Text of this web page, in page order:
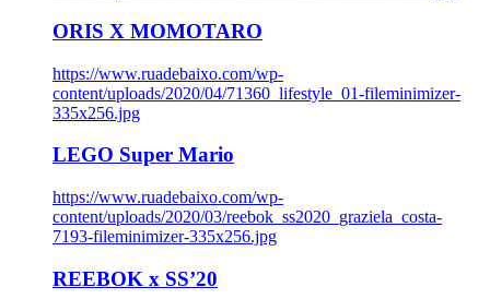
ORIS X MOMOTARO
https://www.ruadebaixo.com/wp-
content/uploads/2020/04/71360_lifestyle_01-fileminimizer-
335x256.jpg
LEGO Super Mario
https://www.ruadebaixo.com/wp-
content/uploads/2020/03/reebok_ss2020_graziela_costa-
7193-fileminimizer-335x256.jpg
REEBOK x SS’20